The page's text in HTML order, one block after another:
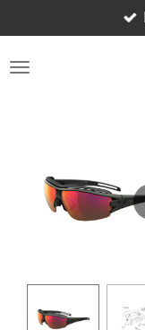
direct
naar